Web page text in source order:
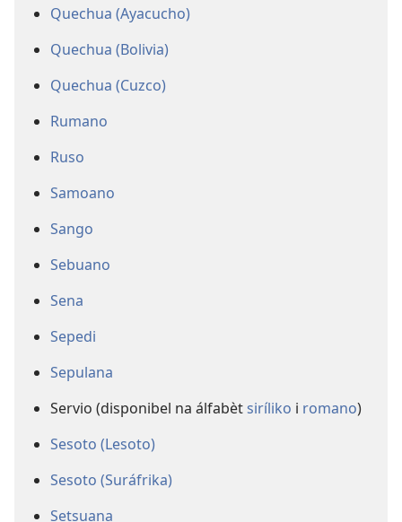
Quechua (Ayacucho)
Quechua (Bolivia)
Quechua (Cuzco)
Rumano
Ruso
Samoano
Sango
Sebuano
Sena
Sepedi
Sepulana
Servio (disponibel na álfabètsiríliko i romano)
Sesoto (Lesoto)
Sesoto (Suráfrika)
Setsuana